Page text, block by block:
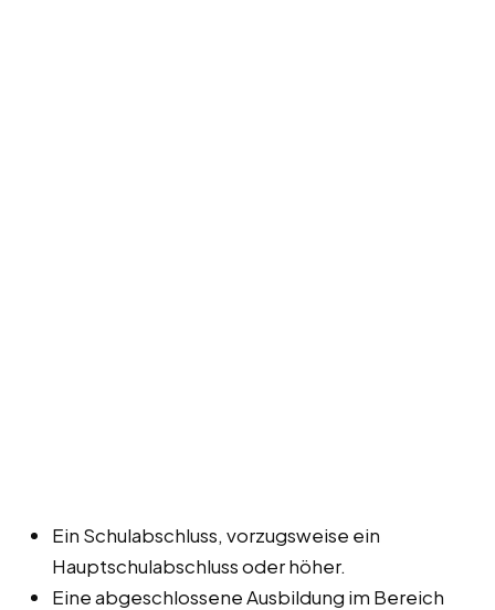
Ein Schulabschluss, vorzugsweise ein
Hauptschulabschluss oder höher.
Eine abgeschlossene Ausbildung im Bereich